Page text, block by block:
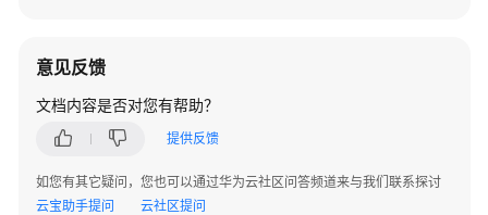
应
用
化
上
意见反馈
文档内容是否对您有帮助？
提供反馈
如您有其它疑问，您也可以通过华为云社区问答频道来与我们联系探讨
云宝助手提问
云社区提问